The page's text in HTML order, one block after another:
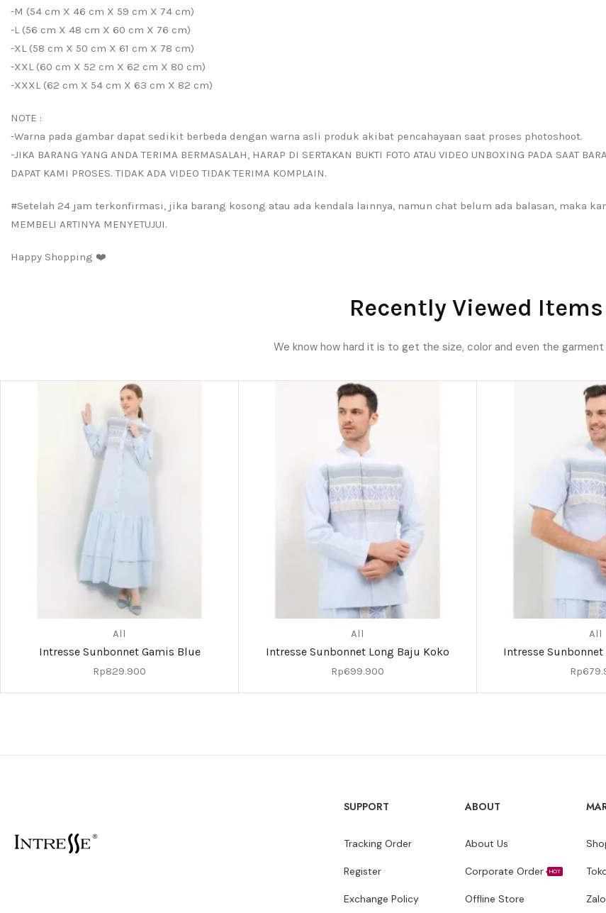
-M (54 cm X 46 cm X 59 cm X 74 cm)
-L (56 cm X 48 cm X 60 cm X 76 cm)
-XL (58 cm X 50 cm X 61 cm X 78 cm)
-XXL (60 cm X 52 cm X 62 cm X 80 cm)
-XXXL (62 cm X 54 cm X 63 cm X 82 cm)
NOTE :
-Warna pada gambar dapat sedikit berbeda dengan warna asli produk akibat pencahayaan saat proses photoshoot.
-JIKA BARANG YANG ANDA TERIMA BERMASALAH, HARAP DI SERTAKAN BUKTI FOTO ATAU VIDEO UNBOXING PADA SAAT
DAPAT KAMI PROSES. TIDAK ADA VIDEO TIDAK TERIMA KOMPLAIN.
#Setelah 24 jam terkonfirmasi, jika barang kosong atau ada kendala lainnya, namun chat belum ada balasan, maka
MEMBELI ARTINYA MENYETUJUI.
Happy Shopping ❤️
Recently Viewed Items
We know how hard it is to get the size, color and even the garment
All
Intresse Sunbonnet Gamis Blue
Rp829.900
All
Intresse Sunbonnet Long Baju Koko
Rp699.900
All
Intresse
Rp
SUPPORT
Tracking Order
Register
Exchange Policy
ABOUT
About Us
Corporate Order HOT
Offline Store